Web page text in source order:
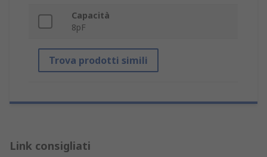
Capacità
8pF
Trova prodotti simili
Link consigliati